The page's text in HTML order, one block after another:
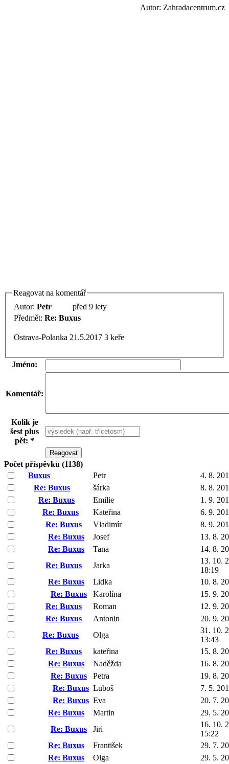
Autor: Zahradacentrum.cz
Reagovat na komentář
Autor: Petr
před 9 lety
Předmět: Re: Buxus
Ostrava-Polanka 21.5.2017 3 keře
Jméno:
Komentář:
Kolik je
šest plus
pět: *
Počet příspěvků (1138)
Buxus
Petr
4. 8.
Re: Buxus
šárka
8. 8.
Re: Buxus
Emilie
1. 9.
Re: Buxus
Kateřina
6. 9.
Re: Buxus
Vladimír
8. 9.
Re: Buxus
Josef
13. 8.
Re: Buxus
Tana
14. 8.
Re: Buxus
Jarka
13. 10.
18:19
Re: Buxus
Lidka
10. 8.
Re: Buxus
Karolína
15. 9.
Re: Buxus
Roman
12. 9.
Re: Buxus
Antonin
20. 9.
Re: Buxus
Olga
31. 10.
13:43
Re: Buxus
kateřina
15. 8.
Re: Buxus
Naděžda
16. 8.
Re: Buxus
Petra
19. 8.
Re: Buxus Luboš
7. 5.
Re: Buxus Eva
20. 7.
Re: Buxus
Martin
29. 5.
Re: Buxus
Jiri
16. 10.
15:22
Re: Buxus
František
29. 7.
Re: Buxus
Olga
29. 5.